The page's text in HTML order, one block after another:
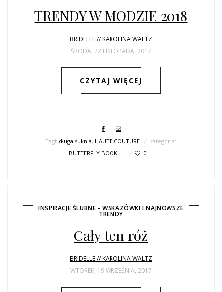
TRENDY W MODZIE 2018
BRIDELLE // KAROLINA WALTZ
ŚRODA, 22 LISTOPADA, 2017
CZYTAJ WIĘCEJ
Tagi: długa suknia, HAUTE COUTURE
Kategoria:
BUTTERFLY BOOK
0
INSPIRACJE ŚLUBNE - WSKAZÓWKI I NAJNOWSZE
TRENDY
Cały ten róż
BRIDELLE // KAROLINA WALTZ
WTOREK, 19 WRZEŚNIA, 2017